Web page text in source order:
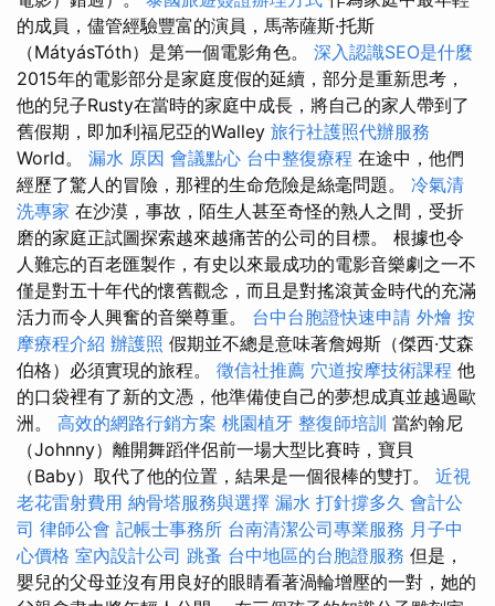
的成員，儘管經驗豐富的演員，馬蒂薩斯·托斯
（MátyásTóth）是第一個電影角色。 深入認識SEO是什麼
2015年的電影部分是家庭度假的延續，部分是重新思考，
他的兒子Rusty在當時的家庭中成長，將自己的家人帶到了
舊假期，即加利福尼亞的Walley 旅行社護照代辦服務
World。 漏水 原因 會議點心 台中整復療程 在途中，他們
經歷了驚人的冒險，那裡的生命危險是絲毫問題。 冷氣清
洗專家 在沙漠，事故，陌生人甚至奇怪的熟人之間，受折
磨的家庭正試圖探索越來越痛苦的公司的目標。 根據也令
人難忘的百老匯製作，有史以來最成功的電影音樂劇之一不
僅是對五十年代的懷舊觀念，而且是對搖滾黃金時代的充滿
活力而令人興奮的音樂尊重。 台中台胞證快速申請 外燴 按
摩療程介紹 辦護照 假期並不總是意味著詹姆斯（傑西·艾森
伯格）必須實現的旅程。 徵信社推薦 穴道按摩技術課程 他
的口袋裡有了新的文憑，他準備使自己的夢想成真並越過歐
洲。 高效的網路行銷方案 桃園植牙 整復師培訓 當約翰尼
（Johnny）離開舞蹈伴侶前一場大型比賽時，寶貝
（Baby）取代了他的位置，結果是一個很棒的雙打。 近視
老花雷射費用 納骨塔服務與選擇 漏水 打針撐多久 會計公
司 律師公會 記帳士事務所 台南清潔公司專業服務 月子中
心價格 室內設計公司 跳蚤 台中地區的台胞證服務 但是，
嬰兒的父母並沒有用良好的眼睛看著渦輪增壓的一對，她的